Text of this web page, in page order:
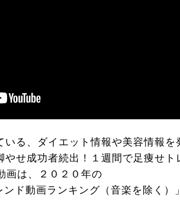
る、ダイエット情報や美容情報を
やせ成功者続出！１週間で足痩せト
画は、２０２０年の
ンド動画ランキング（音楽を除く）